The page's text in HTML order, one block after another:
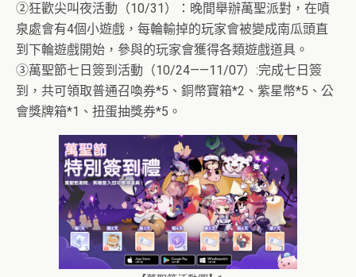
②狂歡尖叫夜活動（10/31）：晚間舉辦萬聖派對，在噴
泉處會有4個小遊戲，每輪輸掉的玩家會被變成南瓜頭直
到下輪遊戲開始，參與的玩家會獲得各類遊戲道具。
③萬聖節七日簽到活動（10/24——11/07）:完成七日簽
到，共可領取普通召喚券*5、銅幣寶箱*2、紫星幣*5、公
會獎牌箱*1、扭蛋抽獎券*5。